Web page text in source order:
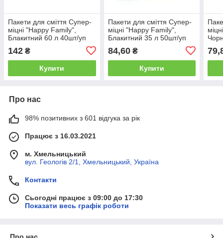
Пакети для сміття Супер-
міцні "Happy Family",
Блакитний 60 л 40шт/уп
142 ₴
Купити
Пакети для сміття Супер-
міцні "Happy Family",
Блакитний 35 л 50шт/уп
84,60₴
Купити
Про нас
98% позитивних з 601 відгука за рік
Працює з 16.03.2021
м. Хмельницький
вул. Геологів 2/1, Хмельницький, Україна
Контакти
Сьогодні працює з 09:00 до 17:30
Показати весь графік роботи